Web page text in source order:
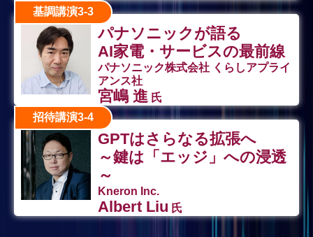
基調講演3-3
パナソニックが語る
AI家電・サービスの最前線
パナソニック株式会社 くらしアプライ
アンス社
宮嶋 進 氏
招待講演3-4
GPTはさらなる拡張へ
～鍵は「エッジ」への浸透
～
Kneron Inc.
Albert Liu 氏